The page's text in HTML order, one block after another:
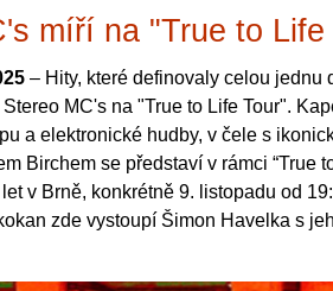
míří na "True to Life
– Hity, které definovaly celou jednu
MC's na "True to Life Tour".
a elektronické hudby, v čele s
Birchem se představí v rámci “True
v Brně, konkrétně 9. listopadu od
zde vystoupí Šimon Havelka s
Průvodce
rulety po video
Brno je městem
restaurace, divadla a
místem, kde si
různé kasinové hry.
metropoli naleznete
rulety až po
hráče. V...